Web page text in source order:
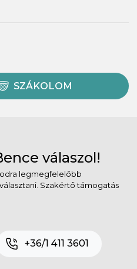
SZÁKOLOM
válaszol!
legmegfelelőbb
Szakértő támogatás
+36/1 411 3601